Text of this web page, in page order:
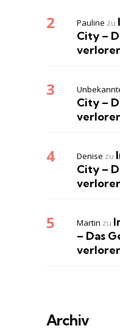
Pauline zu
City –
City –
Denise zu
City –
Martin zu
– Das
Archiv